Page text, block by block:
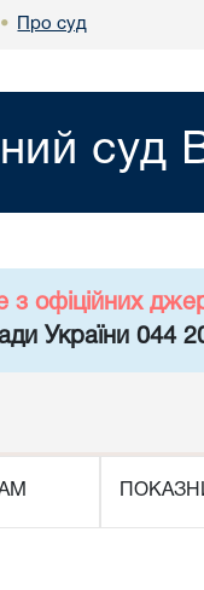
• Про суд
суд
офіційних
України 044